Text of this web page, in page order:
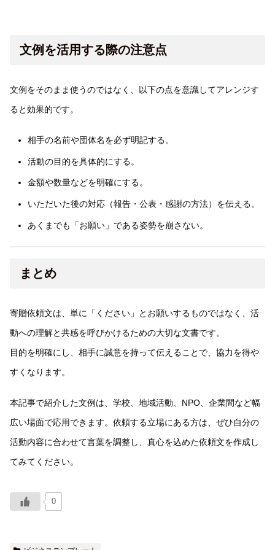
文例を活用する際の注意点
文例をそのまま使うのではなく、以下の点を意識してアレンジす
ると効果的です。
相手の名前や団体名を必ず明記する。
活動の目的を具体的にする。
金額や数量などを明確にする。
いただいた後の対応（報告・公表・感謝の方法）を伝える。
あくまでも「お願い」である姿勢を崩さない。
まとめ
寄贈依頼文は、単に「ください」とお願いするものではなく、活
動への理解と共感を呼びかけるための大切な文書です。
目的を明確にし、相手に誠意を持って伝えることで、協力を得や
すくなります。
本記事で紹介した文例は、学校、地域活動、NPO、企業間など幅
広い場面で応用できます。依頼する立場にある方は、ぜひ自分の
活動内容に合わせて言葉を調整し、真心を込めた依頼文を作成し
てみてください。
0